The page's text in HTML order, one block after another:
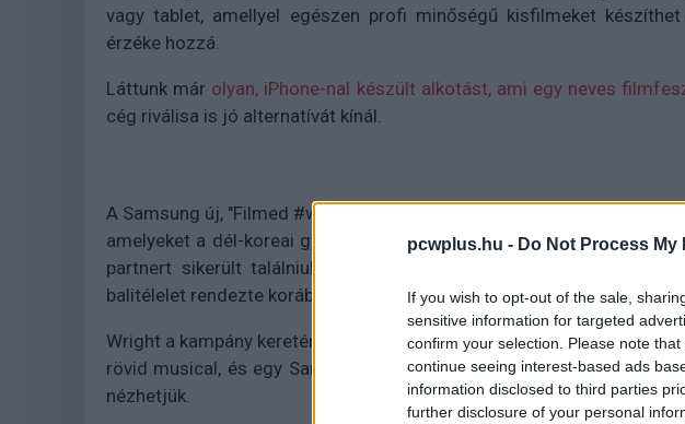
pcwplus.hu - Do Not Process
If you wish to opt-out of the sale,
sensitive information for targeted
confirm your selection. Please note
continue seeing interest-based ads
information disclosed to third parties
further disclosure of your personal
vagy tablet, amellyel egészen profi minőségű kisfilmeket
érzéke hozzá.
Láttunk már olyan, iPhone-nal készült alkotást, ami egy neves
cég riválisa is jó alternatívát kínál.
A Samsung új, "Filmed #withGalaxy" nevű kampányának keretén belül
amelyeket a dél-koreai gyártó eszközeivel készítettek. A móka
partnert sikerült találniuk, hanem bizony azt a Joe Wrightot, aki
balitélelet rendezte korábban.
Wright a kampány keretén belül egy Princess & Peppernose című
rövid musical, és egy Samsung Galaxy S21 Ultra 5G mobillal lett
nézhetjük.